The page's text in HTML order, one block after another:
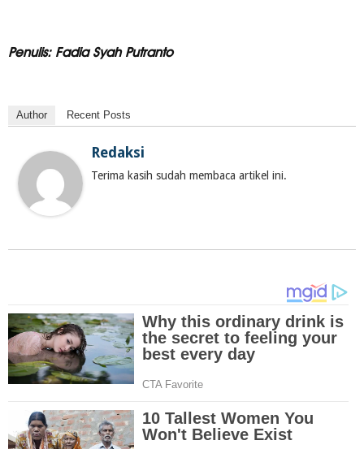
Penulis: Fadia Syah Putranto
Author Recent Posts
Redaksi
Terima kasih sudah membaca artikel ini.